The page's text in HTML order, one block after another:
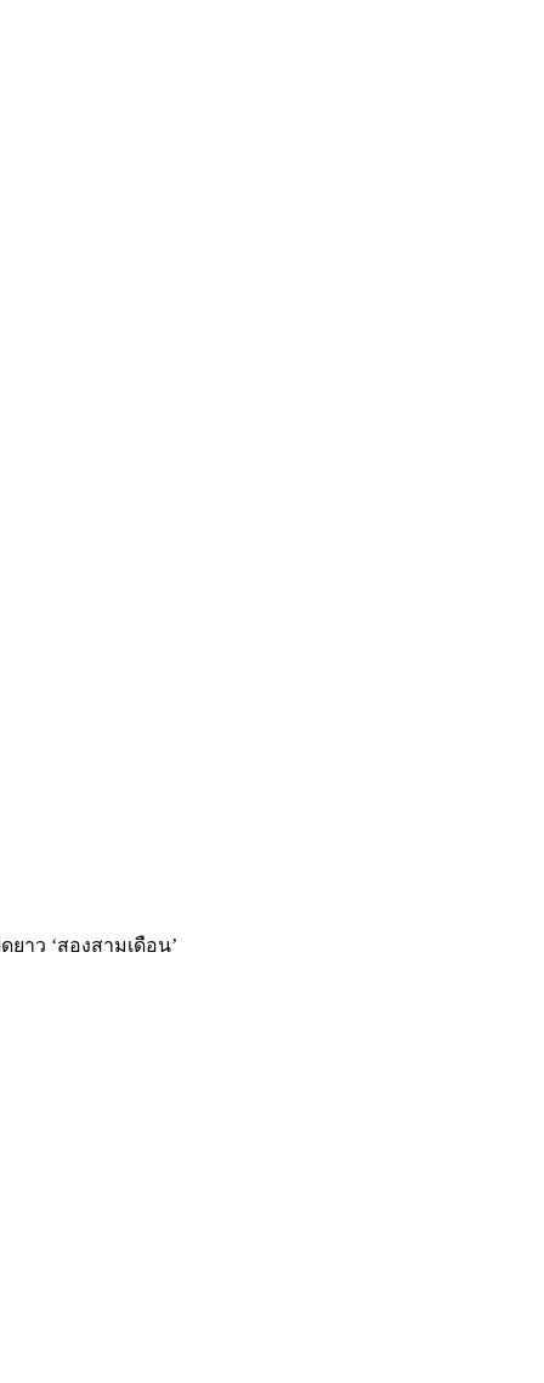
ยาว ‘สองสามเดือน’